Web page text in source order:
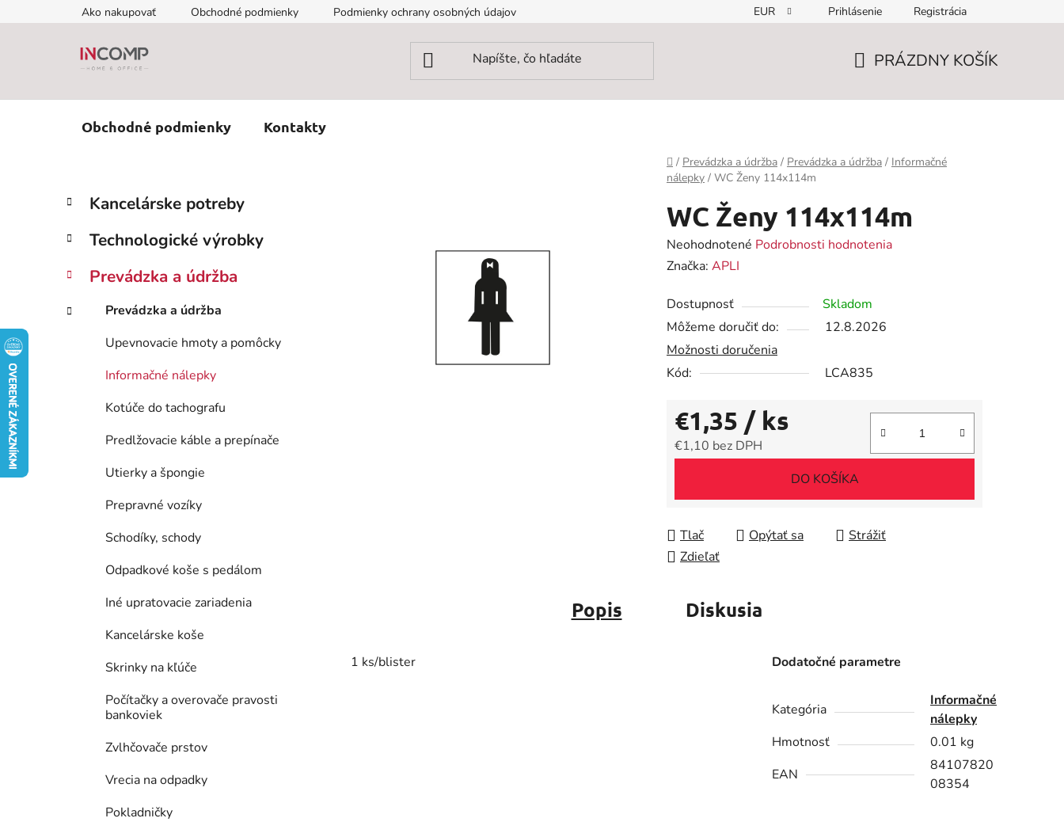
na
Ako nakupovať Obchodné podmienky Podmienky ochrany osobných údajov EUR Prihlásenie Registrácia
PRÁZDNY KOŠÍK
Obchodné podmienky Kontakty
Domov
/ Prevádzka a údržba / Prevádzka a údržba / Informačné
nálepky / WC Ženy 114x114m
B
č
ý
a
Preskočiť
kategórie
K
a
e
ó
i
Kancelárske potreby
Technologické výrobky
Prevádzka a údržba
Prevádzka a údržba
Upevnovacie hmoty a pomôcky
Informačné nálepky
Kotúče do tachografu
Predlžovacie káble a prepínače
Utierky a špongie
Prepravné vozíky
Schodíky, schody
Odpadkové koše s pedálom
Iné upratovacie zariadenia
Kancelárske koše
Skrinky na kľúče
Počítačky a overovače pravosti
bankoviek
Zvlhčovače prstov
Vrecia na odpadky
Pokladničky
WC Ženy 114x114m
Priemerné
hodnotenie
je
0,0
z
5
Neohodnotené Podrobnosti hodnotenia
Značka: APLI
Dostupnosť
Skladom
Môžeme doručiť do:
12.8.2026
Možnosti doručenia
Kód:
LCA835
€1,35 / ks
€1,10 bez DPH
DO KOŠÍKA
Tlač Opýtať sa
Strážiť
Zdieľať
Popis Diskusia
1 ks/blister Dodatočné parametre
Kategória
Informačné
nálepky
Hmotnosť
0.01 kg
EAN
84107820
08354